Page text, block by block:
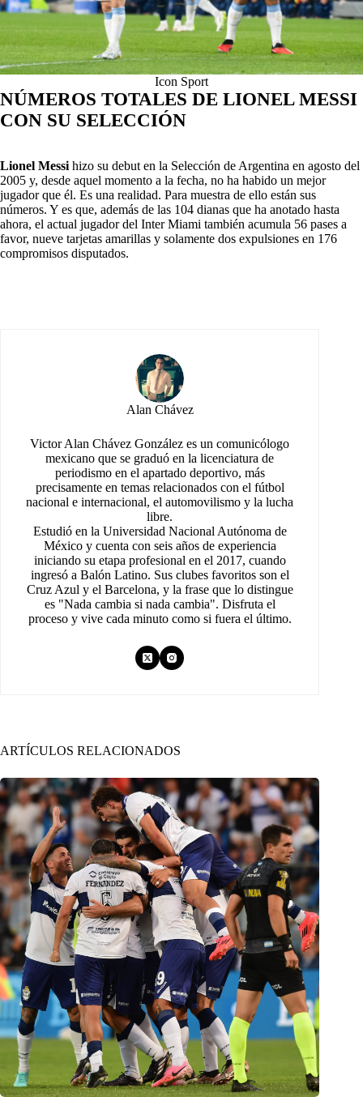
Icon Sport
NÚMEROS TOTALES DE LIONEL MESSI
CON SU SELECCIÓN
Lionel Messi hizo su debut en la Selección de Argentina en agosto del
2005 y, desde aquel momento a la fecha, no ha habido un mejor
jugador que él. Es una realidad. Para muestra de ello están sus
números. Y es que, además de las 104 dianas que ha anotado hasta
ahora, el actual jugador del Inter Miami también acumula 56 pases a
favor, nueve tarjetas amarillas y solamente dos expulsiones en 176
compromisos disputados.
Alan Chávez
Victor Alan Chávez González es un comunicólogo
mexicano que se graduó en la licenciatura de
periodismo en el apartado deportivo, más
precisamente en temas relacionados con el fútbol
nacional e internacional, el automovilismo y la lucha
libre.
Estudió en la Universidad Nacional Autónoma de
México y cuenta con seis años de experiencia
iniciando su etapa profesional en el 2017, cuando
ingresó a Balón Latino. Sus clubes favoritos son el
Cruz Azul y el Barcelona, y la frase que lo distingue
es "Nada cambia si nada cambia". Disfruta el
proceso y vive cada minuto como si fuera el último.
ARTÍCULOS RELACIONADOS